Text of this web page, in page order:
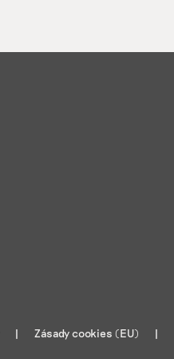
Zásady cookies (EU)